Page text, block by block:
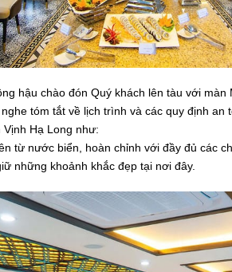
hậu chào đón Quý khách lên tàu với
tóm tắt về lịch trình và các quy định
Hạ Long như:
từ nước biển, hoàn chỉnh với đầy đủ các
những khoảnh khắc đẹp tại nơi đây.